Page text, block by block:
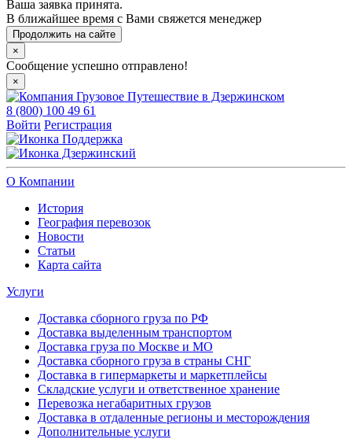
Ваша заявка принята.
В ближайшее время с Вами свяжется менеджер
Продолжить на сайте
×
Сообщение успешно отправлено!
×
8 (800) 100 49 61
Войти Регистрация
Поддержка
Дзержинский
О Компании
История
География перевозок
Новости
Статьи
Карта сайта
Услуги
Доставка сборного груза по РФ
Доставка выделенным транспортом
Доставка груза по Москве и МО
Доставка сборного груза в страны СНГ
Доставка в гипермаркеты и маркетплейсы
Складские услуги и ответственное хранение
Перевозка негабаритных грузов
Доставка в отдаленные регионы и месторождения
Дополнительные услуги